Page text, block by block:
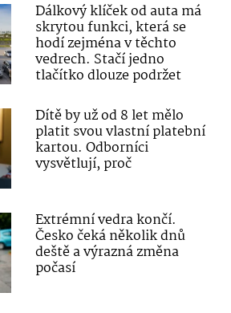
Dálkový klíček od auta má
skrytou funkci, která se
hodí zejména v těchto
vedrech. Stačí jedno
tlačítko dlouze podržet
Dítě by už od 8 let mělo
platit svou vlastní platební
kartou. Odborníci
vysvětlují, proč
Extrémní vedra končí.
Česko čeká několik dnů
deště a výrazná změna
počasí